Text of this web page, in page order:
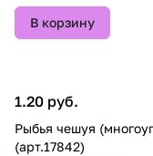
В корзину
1.20 руб.
Рыбья чешуя
(арт.17842)